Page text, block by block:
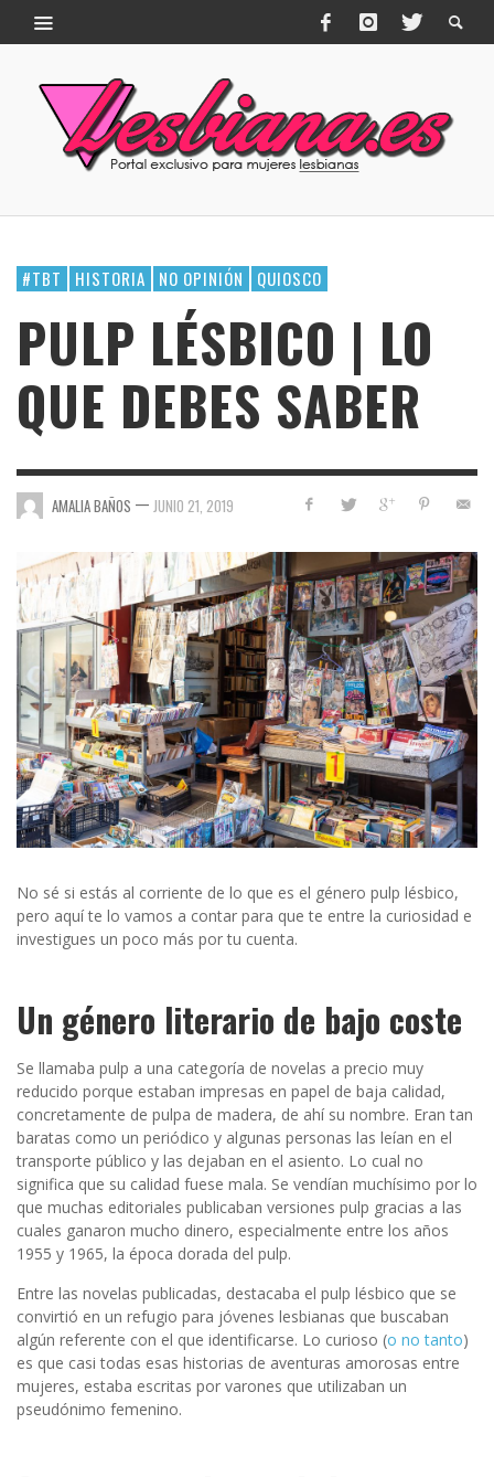
#TBT HISTORIA NO OPINIÓN QUIOSCO
PULP LÉSBICO | LO
QUE DEBES SABER
AMALIA BAÑOS — JUNIO 21, 2019
No sé si estás al corriente de lo que es el género pulp lésbico,
pero aquí te lo vamos a contar para que te entre la curiosidad e
investigues un poco más por tu cuenta.
Un género literario de bajo coste
Se llamaba pulp a una categoría de novelas a precio muy
reducido porque estaban impresas en papel de baja calidad,
concretamente de pulpa de madera, de ahí su nombre. Eran tan
baratas como un periódico y algunas personas las leían en el
transporte público y las dejaban en el asiento. Lo cual no
significa que su calidad fuese mala. Se vendían muchísimo por lo
que muchas editoriales publicaban versiones pulp gracias a las
cuales ganaron mucho dinero, especialmente entre los años
1955 y 1965, la época dorada del pulp.
Entre las novelas publicadas, destacaba el pulp lésbico que se
convirtió en un refugio para jóvenes lesbianas que buscaban
algún referente con el que identificarse. Lo curioso (o no tanto)
es que casi todas esas historias de aventuras amorosas entre
mujeres, estaba escritas por varones que utilizaban un
pseudónimo femenino.